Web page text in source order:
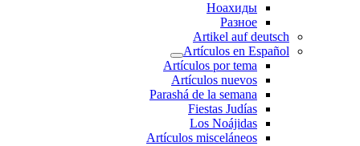
Ноахиды
Разное
Artikel auf deutsch
Artículos en Español
Artículos por tema
Artículos nuevos
Parashá de la semana
Fiestas Judías
Los Noájidas
Artículos misceláneos